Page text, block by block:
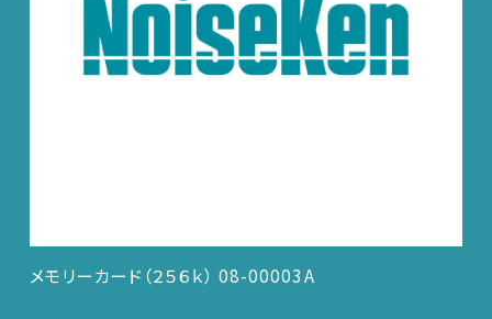
メモリーカード（２５６ｋ） 08-00003A